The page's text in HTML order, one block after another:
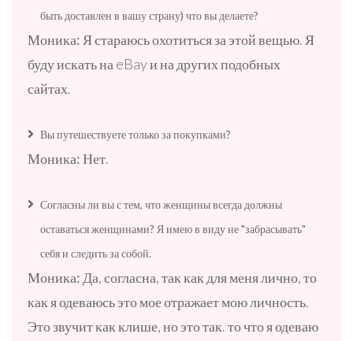
быть доставлен в вашу страну) что вы делаете?
Моника: Я стараюсь охотиться за этой вещью. Я
буду искать на eBay и на других подобных
сайтах.
Вы путешествуете только за покупками?
Моника:Нет.
Согласны ли вы с тем, что женщины всегда должны
оставаться женщинами? Я имею в виду не "забрасывать"
себя и следить за собой.
Моника: Да, согласна, так как для меня лично, то
как я одеваюсь это мое отражает мою личность.
Это звучит как клише, но это так. то что я одеваю